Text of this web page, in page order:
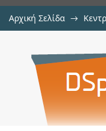
Αρχική Σελίδα →
Σημείο